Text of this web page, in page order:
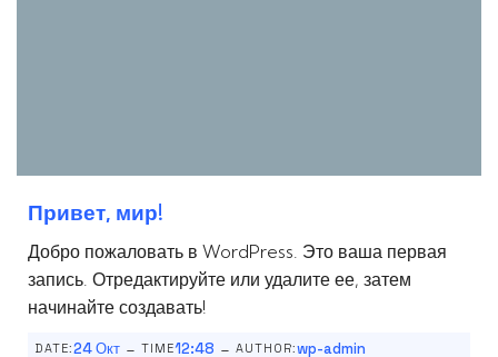
Привет, мир!
Добро пожаловать в WordPress. Это ваша первая
запись. Отредактируйте или удалите ее, затем
начинайте создавать!
DATE:24 Окт - TIME12:48 - AUTHOR:wp-admin